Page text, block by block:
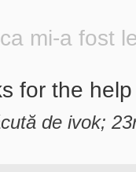
mi-a fost
for the
de ivok;